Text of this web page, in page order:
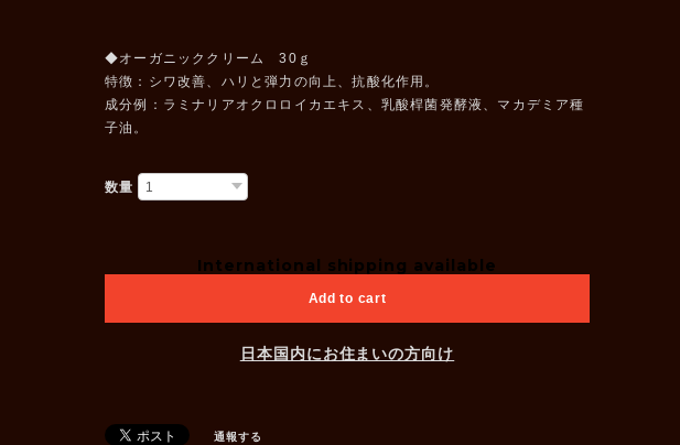
◆オーガニッククリーム 30ｇ
特徴：シワ改善、ハリと弾力の向上、抗酸化作用。
成分例：ラミナリアオクロロイカエキス、乳酸桿菌発酵液、マカデミア種
子油。
数量
International shipping available
Add to cart
日本国内にお住まいの方向け
通報する